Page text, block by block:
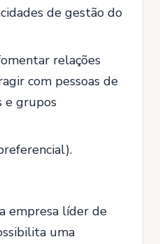
de gestão do
relações
com pessoas de
e grupos
empresa líder de
uma